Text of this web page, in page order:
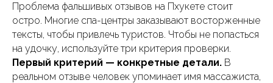
Проблема фальшивых отзывов на Пхукете стоит
остро. Многие спа-центры заказывают восторженные
тексты, чтобы привлечь туристов. Чтобы не попасться
на удочку, используйте три критерия проверки.
Первый критерий — конкретные детали. В
реальном отзыве человек упоминает имя массажиста,